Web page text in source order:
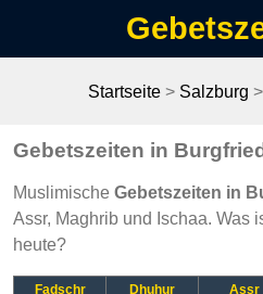
Startseite > Salzburg >
Gebetszeiten in Burgfried
Muslimische Gebetszeiten in
Assr, Maghrib und Ischaa. Was
heute?
Fadschr Dhuhur Assr